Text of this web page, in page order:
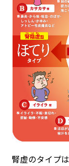
腎虚のタイプ